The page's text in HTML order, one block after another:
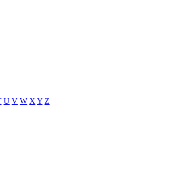
U V W X Y Z